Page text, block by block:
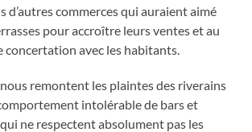
d’autres commerces qui auraient aimé
pour accroître leurs ventes et au
concertation avec les habitants.
remontent les plaintes des riverains
intolérable de bars et
ne respectent absolument pas les